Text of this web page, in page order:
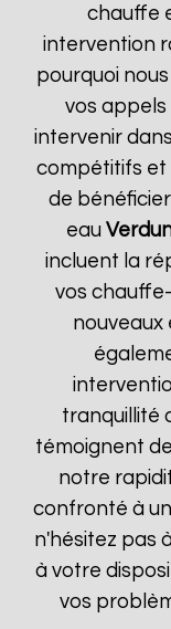
chauffe
intervention
pourquoi
vos appels
intervenir
compétitifs
de
eau
incluent la
vos
nouveaux
tranquillité
témoignent
notre
confronté à
n'hésitez pas
à votre
vos